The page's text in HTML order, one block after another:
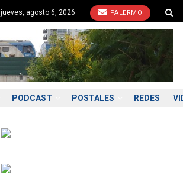
jueves, agosto 6, 2026 PALERMO
PODCAST POSTALES REDES